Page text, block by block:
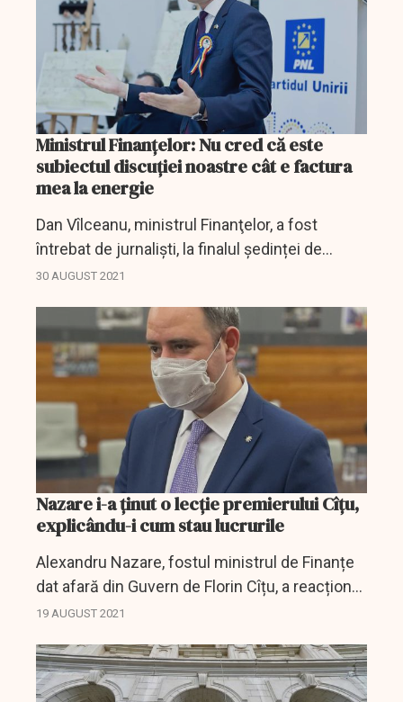
Ministrul Finanțelor: Nu cred că este
subiectul discuției noastre cât e factura
mea la energie
Dan Vîlceanu, ministrul Finanţelor, a fost
întrebat de jurnaliști, la finalul ședinței de
Guvern de luni, ce factură are la energie pentru
30 AUGUST 2021
Nazare i-a ținut o lecție premierului Cîțu,
explicându-i cum stau lucrurile
Alexandru Nazare, fostul ministrul de Finanțe
dat afară din Guvern de Florin Cîțu, a reacționat
la ultimele declarații ale premierului, urându-i,
19 AUGUST 2021